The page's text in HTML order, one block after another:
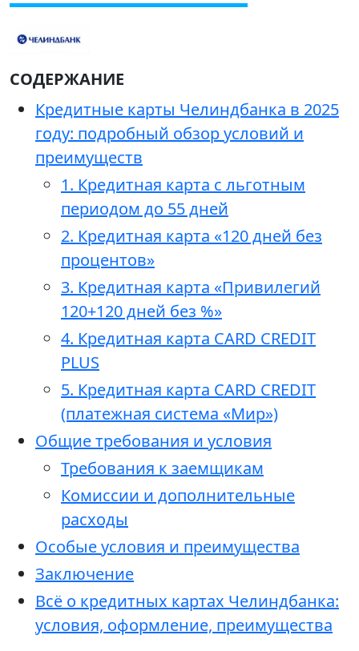
СОДЕРЖАНИЕ
Кредитные карты Челиндбанка в 2025
году: подробный обзор условий и
преимуществ
1. Кредитная карта с льготным
периодом до 55 дней
2. Кредитная карта «120 дней без
процентов»
3. Кредитная карта «Привилегий
120+120 дней без %»
4. Кредитная карта CARD CREDIT
PLUS
5. Кредитная карта CARD CREDIT
(платежная система «Мир»)
Общие требования и условия
Требования к заемщикам
Комиссии и дополнительные
расходы
Особые условия и преимущества
Заключение
Всё о кредитных картах Челиндбанка:
условия, оформление, преимущества